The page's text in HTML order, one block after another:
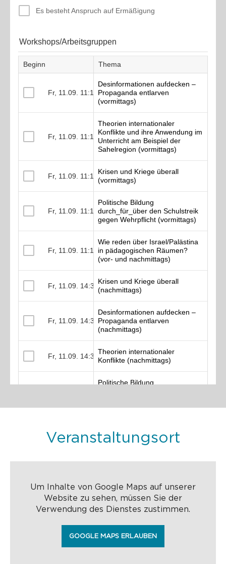
Veranstaltungsort
Um Inhalte von Google Maps auf unserer
Website zu sehen, müssen Sie der
Verwendung des Dienstes zustimmen.
GOOGLE MAPS ERLAUBEN